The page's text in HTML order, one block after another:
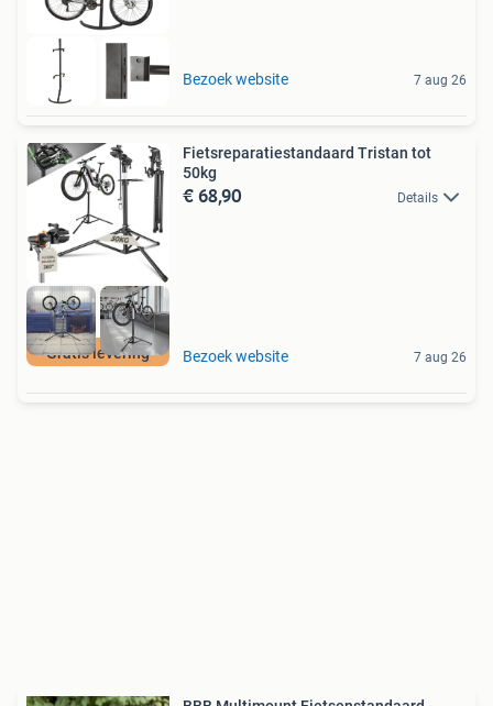
Bezoek website 7 aug 26
Gratis levering
Fietsreparatiestandaard Tristan tot
50kg
€ 68,90 Details
Bezoek website 7 aug 26